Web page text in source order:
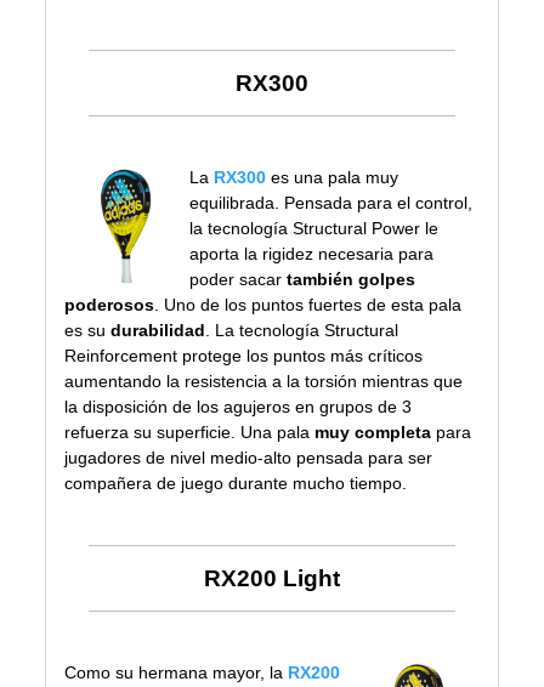
RX300
La RX300 es una pala muy
equilibrada. Pensada para el control,
la tecnología Structural Power le
aporta la rigidez necesaria para
poder sacar también golpes
poderosos . Uno de los puntos fuertes de esta pala
es sudurabilidad . La tecnología Structural
Reinforcement protege los puntos más críticos
aumentando la resistencia a la torsión mientras que
la disposición de los agujeros en grupos de 3
refuerza su superficie. Una pala muy completa para
jugadores de nivel medio-alto pensada para ser
compañera de juego durante mucho tiempo.
RX200 Light
Como su hermana mayor, la RX200